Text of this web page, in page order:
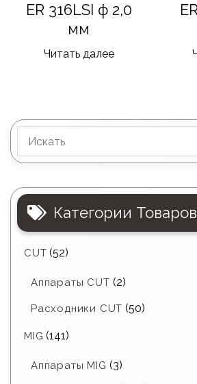
ER 316LSI ф 2,0
мм
Читать далее
Категории Товаров
CUT (52)
Аппараты CUT (2)
Расходники CUT (50)
MIG (141)
Аппараты MIG (3)